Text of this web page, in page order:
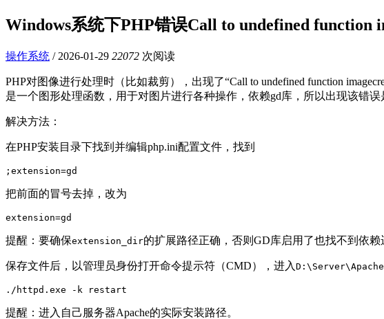
Windows系统下PHP错误Call to undefined function
操作系统 / 2026-01-29 22072 次阅读
PHP对图像进行处理时（比如裁剪），出现了“Call to undefined function
是一个图形处理函数，用于对图片进行各种操作，依赖gd库，所以出现该错误
解决方法：
在PHP安装目录下找到并编辑php.ini配置文件，找到
;extension=gd
把前面的冒号去掉，改为
extension=gd
提醒：要确保extension_dir的扩展路径正确，否则GD库启用了也找不到依赖
保存文件后，以管理员身份打开命令提示符（CMD），进入
./httpd.exe -k restart
提醒：进入自己服务器Apache的实际安装路径。